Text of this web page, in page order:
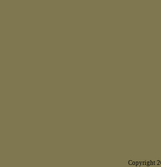
Copyright